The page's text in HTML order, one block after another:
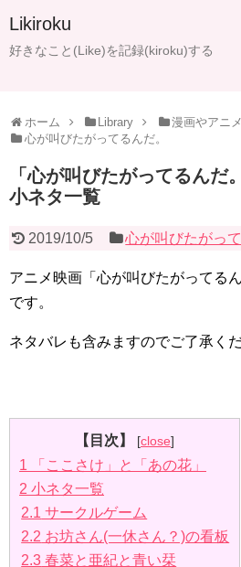
Likiroku
好きなこと(Like)を記録(kiroku)する
ホーム Library 漫画やアニメ
心が叫びたがってるんだ。
「心が叫びたがってるんだ
小ネタ一覧
2019/10/5 心が叫びたがって
アニメ映画「心が叫びたがってる
です。
ネタバレも含みますのでご了承くだ
【目次】 [close]
1 「ここさけ」と「あの花」
2 小ネタ一覧
2.1 サークルゲーム
2.2 お坊さん(一休さん？)の看板
2.3 春菜と亜紀と青い栞